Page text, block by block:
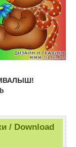
/ Download